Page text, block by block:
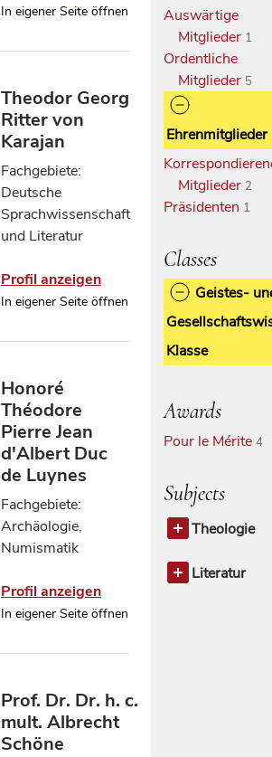
In eigener Seite öffnen
Theodor Georg
Ritter von
Karajan
Fachgebiete:
Deutsche
Sprachwissenschaft
und Literatur
Profil anzeigen
In eigener Seite öffnen
Honoré
Théodore
Pierre Jean
d'Albert Duc
de Luynes
Fachgebiete:
Archäologie,
Numismatik
Profil anzeigen
In eigener Seite öffnen
Prof. Dr. Dr. h. c.
mult. Albrecht
Schöne
Auswärtige
Mitglieder 1
Ordentliche
Mitglieder 5
Ehrenmitglieder
Mitglieder 2
Präsidenten 1
Classes
Geistes-
Klasse
Awards
Pour le Mérite 4
Subjects
Theologie
allgemein
Literatur